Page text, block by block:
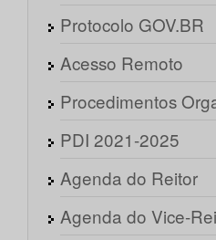
Protocolo GOV.BR
Acesso Remoto
Procedimentos
PDI 2021-2025
Agenda do Reitor
Agenda do Vice-